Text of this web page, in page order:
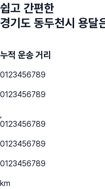
쉽고 간편한
경기도 동두천시 용달
누적 운송 거리
0123456789
0123456789
,
0123456789
0123456789
0123456789
km